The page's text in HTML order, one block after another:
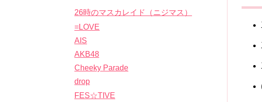
26時のマスカレイド（ニジマス）
=LOVE
AIS
AKB48
Cheeky Parade
drop
FES☆TIVE